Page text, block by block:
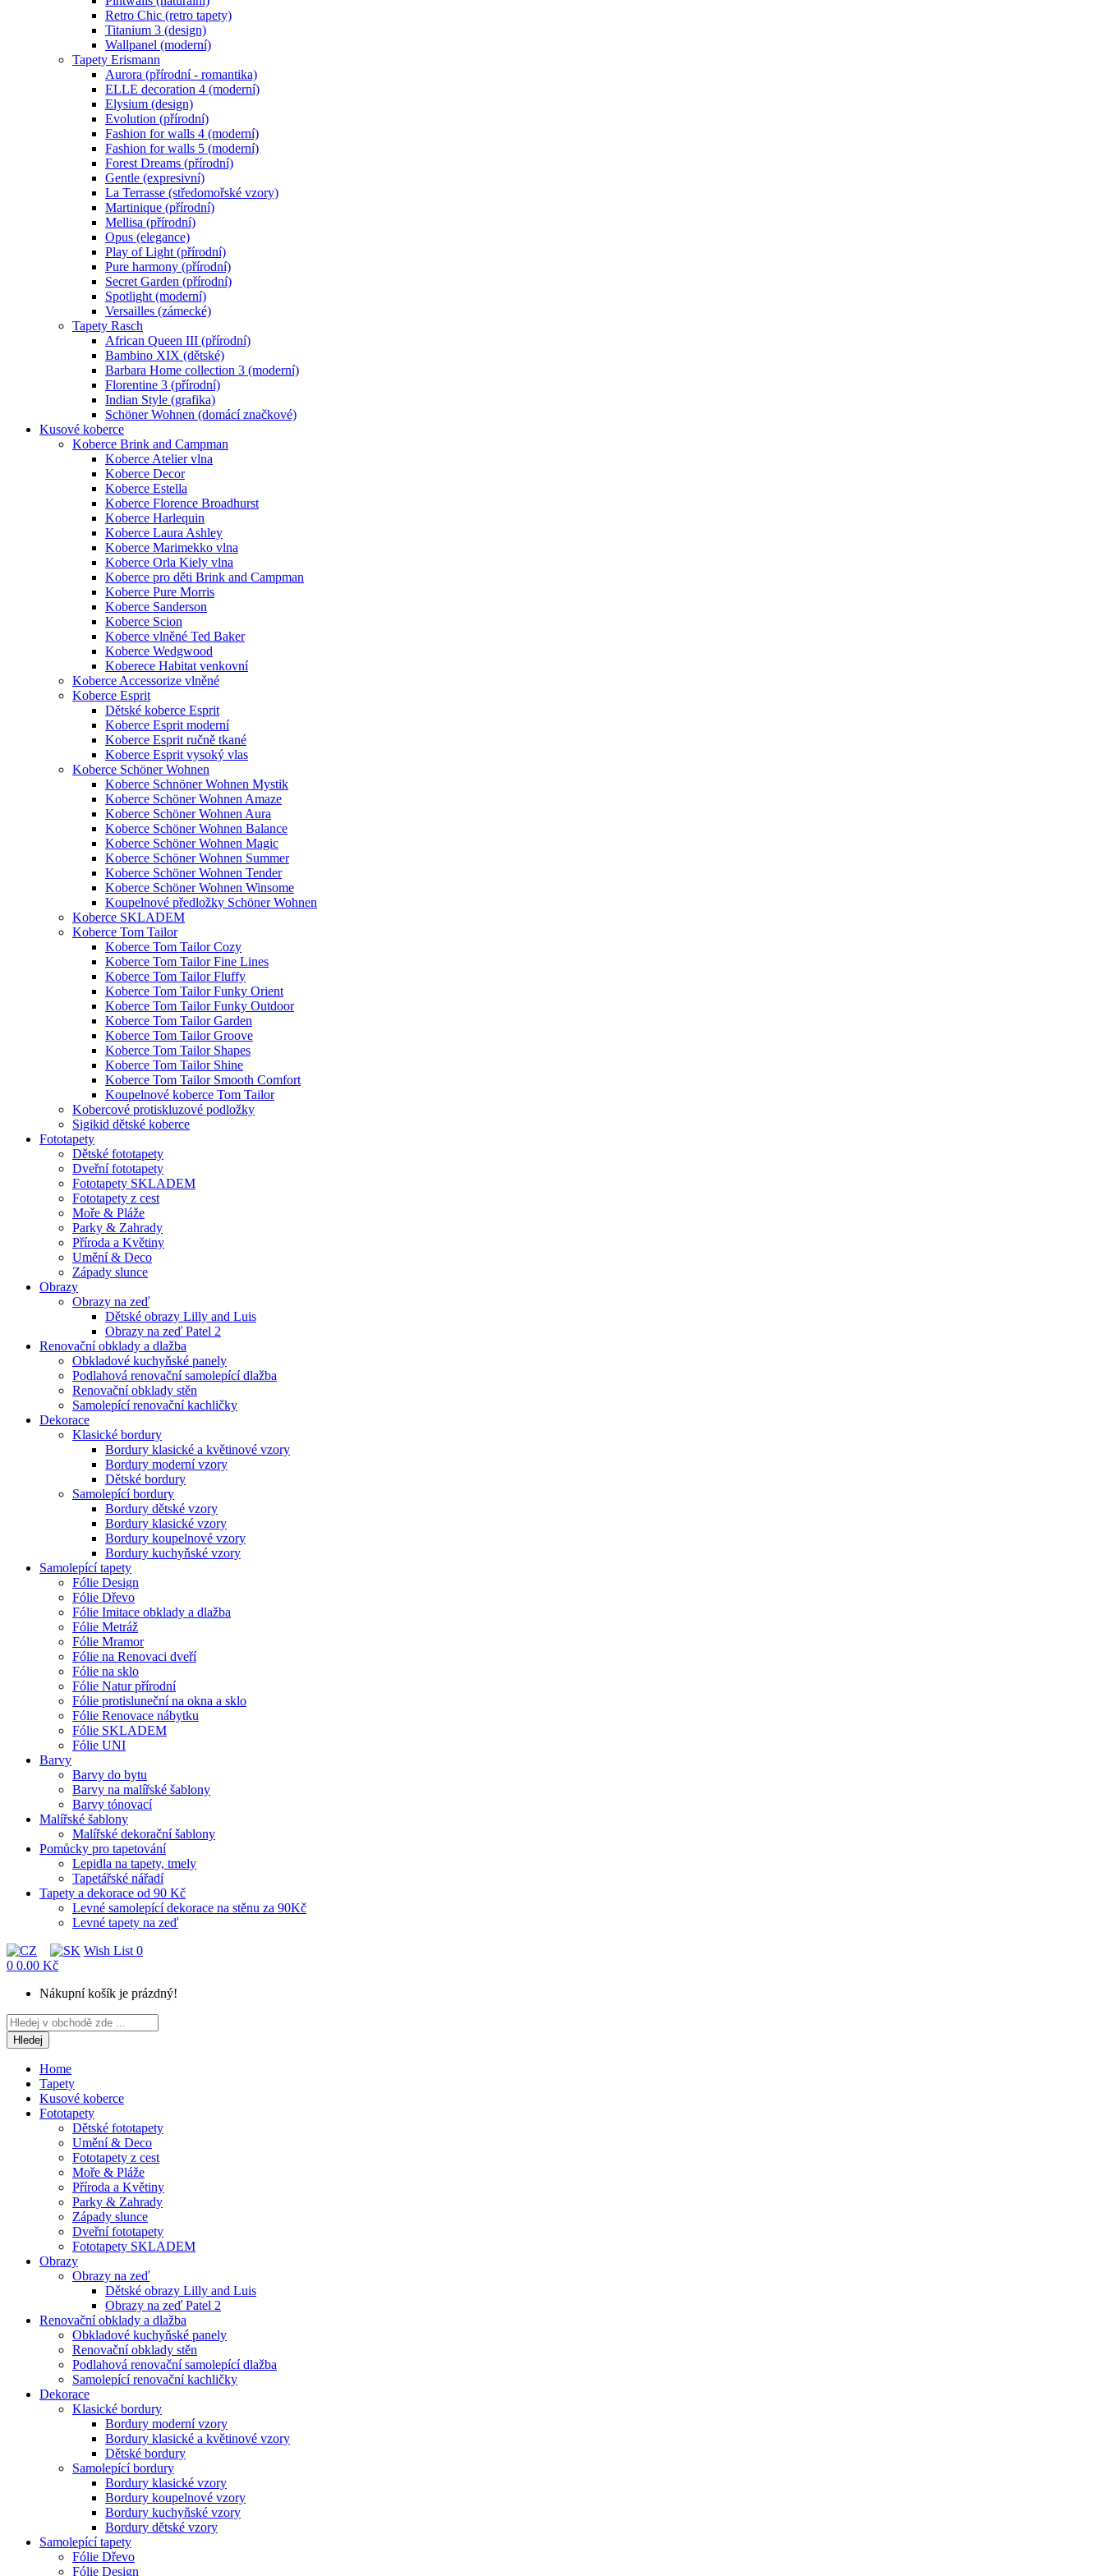
Retro Chic (retro tapety)
Titanium 3 (design)
Wallpanel (moderní)
Tapety Erismann
Aurora (přírodní - romantika)
ELLE decoration 4 (moderní)
Elysium (design)
Evolution (přírodní)
Fashion for walls 4 (moderní)
Fashion for walls 5 (moderní)
Forest Dreams (přírodní)
Gentle (expresivní)
La Terrasse (středomořské vzory)
Martinique (přírodní)
Mellisa (přírodní)
Opus (elegance)
Play of Light (přírodní)
Pure harmony (přírodní)
Secret Garden (přírodní)
Spotlight (moderní)
Versailles (zámecké)
Tapety Rasch
African Queen III (přírodní)
Bambino XIX (dětské)
Barbara Home collection 3 (moderní)
Florentine 3 (přírodní)
Indian Style (grafika)
Schöner Wohnen (domácí značkové)
Kusové koberce
Koberce Brink and Campman
Koberce Atelier vlna
Koberce Decor
Koberce Estella
Koberce Florence Broadhurst
Koberce Harlequin
Koberce Laura Ashley
Koberce Marimekko vlna
Koberce Orla Kiely vlna
Koberce pro děti Brink and Campman
Koberce Pure Morris
Koberce Sanderson
Koberce Scion
Koberce vlněné Ted Baker
Koberce Wedgwood
Koberece Habitat venkovní
Koberce Accessorize vlněné
Koberce Esprit
Dětské koberce Esprit
Koberce Esprit moderní
Koberce Esprit ručně tkané
Koberce Esprit vysoký vlas
Koberce Schöner Wohnen
Koberce Schnöner Wohnen Mystik
Koberce Schöner Wohnen Amaze
Koberce Schöner Wohnen Aura
Koberce Schöner Wohnen Balance
Koberce Schöner Wohnen Magic
Koberce Schöner Wohnen Summer
Koberce Schöner Wohnen Tender
Koberce Schöner Wohnen Winsome
Koupelnové předložky Schöner Wohnen
Koberce SKLADEM
Koberce Tom Tailor
Koberce Tom Tailor Cozy
Koberce Tom Tailor Fine Lines
Koberce Tom Tailor Fluffy
Koberce Tom Tailor Funky Orient
Koberce Tom Tailor Funky Outdoor
Koberce Tom Tailor Garden
Koberce Tom Tailor Groove
Koberce Tom Tailor Shapes
Koberce Tom Tailor Shine
Koberce Tom Tailor Smooth Comfort
Koupelnové koberce Tom Tailor
Kobercové protiskluzové podložky
Sigikid dětské koberce
Fototapety
Dětské fototapety
Dveřní fototapety
Fototapety SKLADEM
Fototapety z cest
Moře & Pláže
Parky & Zahrady
Příroda a Květiny
Umění & Deco
Západy slunce
Obrazy
Obrazy na zeď
Dětské obrazy Lilly and Luis
Obrazy na zeď Patel 2
Renovační obklady a dlažba
Obkladové kuchyňské panely
Podlahová renovační samolepící dlažba
Renovační obklady stěn
Samolepící renovační kachličky
Dekorace
Klasické bordury
Bordury klasické a květinové vzory
Bordury moderní vzory
Dětské bordury
Samolepící bordury
Bordury dětské vzory
Bordury klasické vzory
Bordury koupelnové vzory
Bordury kuchyňské vzory
Samolepící tapety
Fólie Design
Fólie Dřevo
Fólie Imitace obklady a dlažba
Fólie Metráž
Fólie Mramor
Fólie na Renovaci dveří
Fólie na sklo
Fólie Natur přírodní
Fólie protisluneční na okna a sklo
Fólie Renovace nábytku
Fólie SKLADEM
Fólie UNI
Barvy
Barvy do bytu
Barvy na malířské šablony
Barvy tónovací
Malířské šablony
Malířské dekorační šablony
Pomůcky pro tapetování
Lepidla na tapety, tmely
Tapetářské nářadí
Tapety a dekorace od 90 Kč
Levné samolepící dekorace na stěnu za 90Kč
Levné tapety na zeď
Wish List 0
0 0.00 Kč
Nákupní košík je prázdný!
Hledej
Home
Tapety
Kusové koberce
Fototapety
Dětské fototapety
Umění & Deco
Fototapety z cest
Moře & Pláže
Příroda a Květiny
Parky & Zahrady
Západy slunce
Dveřní fototapety
Fototapety SKLADEM
Obrazy
Obrazy na zeď
Dětské obrazy Lilly and Luis
Obrazy na zeď Patel 2
Renovační obklady a dlažba
Obkladové kuchyňské panely
Renovační obklady stěn
Podlahová renovační samolepící dlažba
Samolepící renovační kachličky
Dekorace
Klasické bordury
Bordury moderní vzory
Bordury klasické a květinové vzory
Dětské bordury
Samolepící bordury
Bordury klasické vzory
Bordury koupelnové vzory
Bordury kuchyňské vzory
Bordury dětské vzory
Samolepící tapety
Fólie Dřevo
Fólie Design